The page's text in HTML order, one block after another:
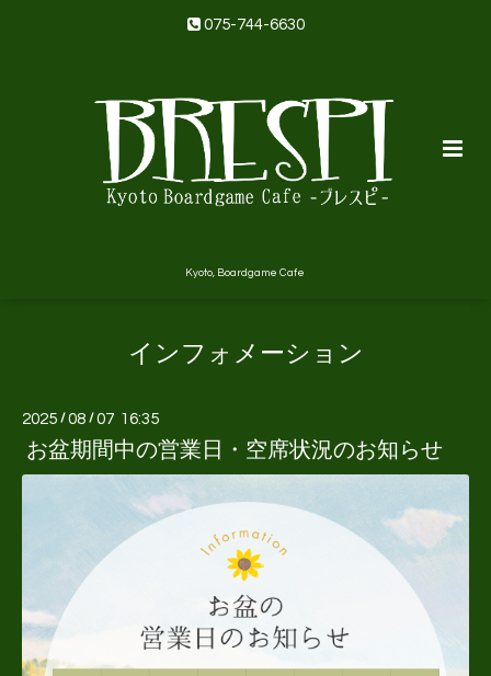
075-744-6630
Kyoto, Boardgame Cafe
インフォメーション
2025 /08 /07 16:35
お盆期間中の営業日・空席状況のお知らせ